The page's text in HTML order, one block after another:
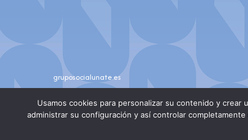
gruposocialunate.es
Usamos cookies para personalizar su contenido y
administrar su configuración y así controlar